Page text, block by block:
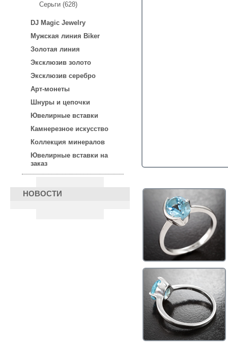
Серьги (628)
DJ Magic Jewelry
Мужская линия Biker
Золотая линия
Эксклюзив золото
Эксклюзив серебро
Арт-монеты
Шнуры и цепочки
Ювелирные вставки
Камнерезное искусство
Коллекция минералов
Ювелирные вставки на
заказ
НОВОСТИ